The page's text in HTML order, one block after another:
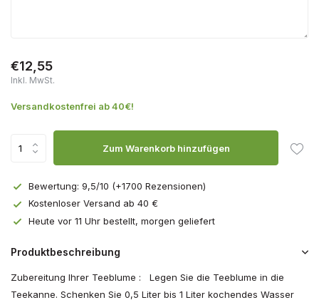
€12,55
Inkl. MwSt.
Versandkostenfrei ab 40€!
Zum Warenkorb hinzufügen
Bewertung: 9,5/10 (+1700 Rezensionen)
Kostenloser Versand ab 40 €
Heute vor 11 Uhr bestellt, morgen geliefert
Produktbeschreibung
Zubereitung Ihrer Teeblume : Legen Sie die Teeblume in die
Teekanne. Schenken Sie 0,5 Liter bis 1 Liter kochendes Wasser